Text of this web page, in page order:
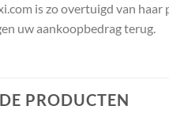
is zo overtuigd van
uw aankoopbedrag terug.
PRODUCTEN